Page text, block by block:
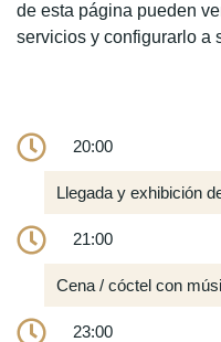
de esta página pueden
servicios y configurarlo a
20:00
Llegada y exhibición
21:00
Cena / cóctel con
23:00